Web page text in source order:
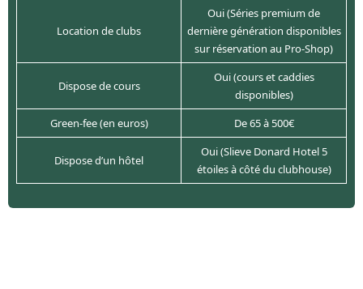
Location de clubs
Oui (Séries premium de
dernière génération disponibles
sur réservation au Pro-Shop)
Dispose de cours
Oui (cours et caddies
disponibles)
Green-fee (en euros)
De 65 à 500€
Dispose d’un hôtel
Oui (Slieve Donard Hotel 5
étoiles à côté du clubhouse)